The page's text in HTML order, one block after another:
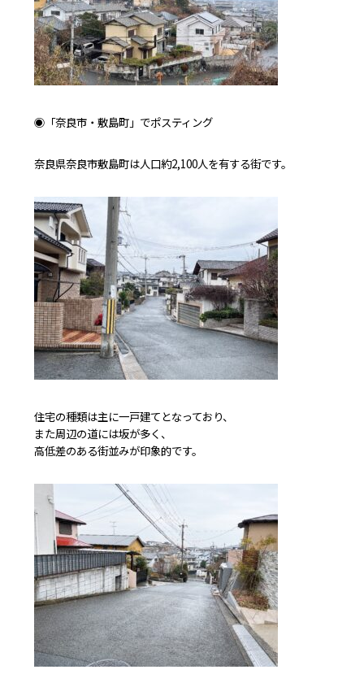
◉「奈良市・敷島町」でポスティング
奈良県奈良市敷島町は人口約2,100人を有する街です。
住宅の種類は主に一戸建てとなっており、
また周辺の道には坂が多く、
高低差のある街並みが印象的です。